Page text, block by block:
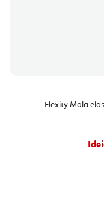
Flexity Mala